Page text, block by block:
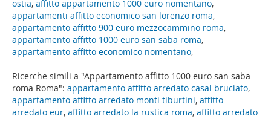
Ricerche simili a "Appartamento affitto 1000 euro san saba
roma Roma": appartamento affitto arredato casal bruciato,
appartamento affitto arredato monti tiburtini, affitto
arredato eur, affitto arredato la rustica roma, affitto arredato
ostia, affitto appartamento 1000 euro nomentano,
appartamenti affitto economico san lorenzo roma,
appartamento affitto 900 euro mezzocammino roma,
appartamento affitto 1000 euro san saba roma,
appartamento affitto economico nomentano,